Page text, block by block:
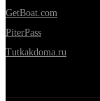
GetBoat.com
PiterPass
Tutkakdoma.ru